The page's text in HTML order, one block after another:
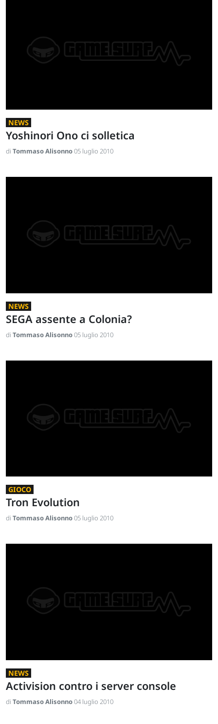
NEWS
Yoshinori Ono ci solletica
di Tommaso Alisonno05 luglio 2010
NEWS
SEGA assente a Colonia?
di Tommaso Alisonno05 luglio 2010
GIOCO
Tron Evolution
di Tommaso Alisonno05 luglio 2010
NEWS
Activision contro i server console
di Tommaso Alisonno04 luglio 2010